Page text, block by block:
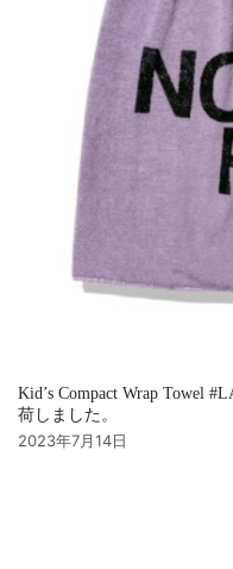
Kid’s Compact Wrap Towel
荷しました。
2023年7月14日